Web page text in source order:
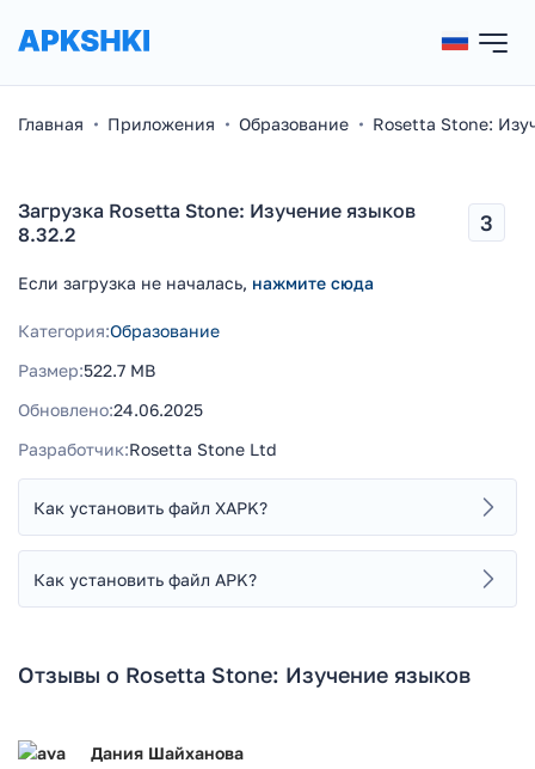
Главная Приложения Образование Rosetta Stone:
Загрузка Rosetta Stone: Изучение языков
8.32.2
3
Если загрузка не началась, нажмите сюда
Категория:Образование
Размер:522.7 MB
Обновлено:24.06.2025
Разработчик:Rosetta Stone Ltd
Как установить файл XAPK?
Как установить файл APK?
Отзывы о Rosetta Stone: Изучение языков
Дания Шайханова